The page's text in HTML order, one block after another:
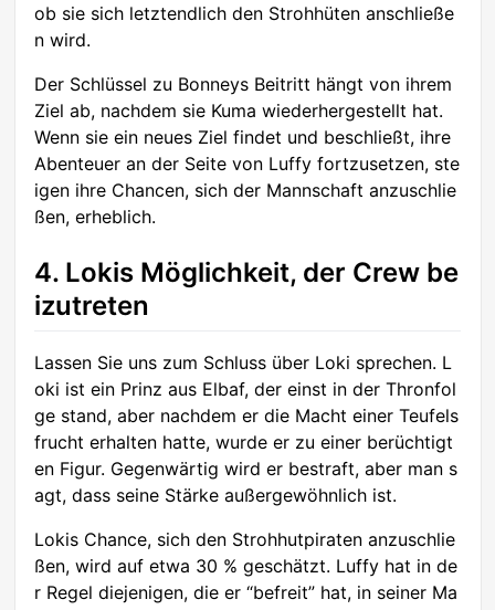
ob sie sich letztendlich den Strohhüten anschließe
n wird.
Der Schlüssel zu Bonneys Beitritt hängt von ihrem
Ziel ab, nachdem sie Kuma wiederhergestellt hat.
Wenn sie ein neues Ziel findet und beschließt, ihre
Abenteuer an der Seite von Luffy fortzusetzen, ste
igen ihre Chancen, sich der Mannschaft anzuschlie
ßen, erheblich.
4. Lokis Möglichkeit, der Crew be
izutreten
Lassen Sie uns zum Schluss über Loki sprechen. L
oki ist ein Prinz aus Elbaf, der einst in der Thronfol
ge stand, aber nachdem er die Macht einer Teufels
frucht erhalten hatte, wurde er zu einer berüchtigt
en Figur. Gegenwärtig wird er bestraft, aber man s
agt, dass seine Stärke außergewöhnlich ist.
Lokis Chance, sich den Strohhutpiraten anzuschlie
ßen, wird auf etwa 30 % geschätzt. Luffy hat in de
r Regel diejenigen, die er “befreit” hat, in seiner Ma